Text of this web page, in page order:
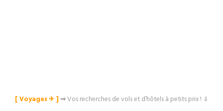
[ Voyages ✈︎ ]⇒Vos recherches de vols et d’hôtels à petits prix ! ⇓